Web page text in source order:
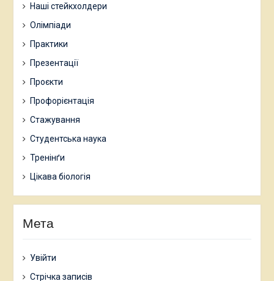
Наші стейкхолдери
Олімпіади
Практики
Презентації
Проєкти
Профорієнтація
Стажування
Студентська наука
Тренінґи
Цікава біологія
Мета
Увійти
Стрічка записів